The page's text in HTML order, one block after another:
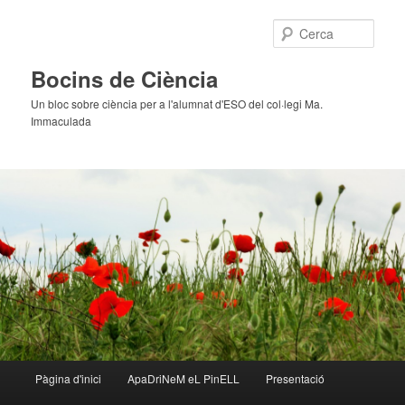
Bocins de Ciència
Un bloc sobre ciència per a l'alumnat d'ESO del col·legi Ma.
Immaculada
principal
Aneu
Pàgina d'inici ApaDriNeM eL PinELL Presentació